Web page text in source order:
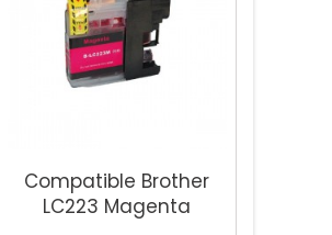
Compatible Brother
LC223 Magenta